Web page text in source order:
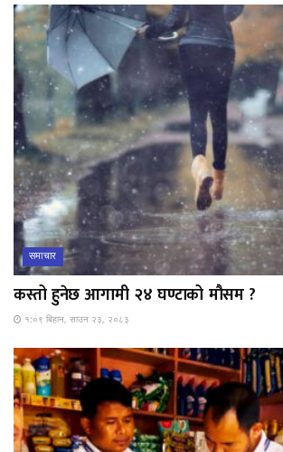
समाचार
कस्तो हुनेछ आगामी २४ घण्टाको मौसम ?
१:०९ बिहान, साउन २३, २०८३